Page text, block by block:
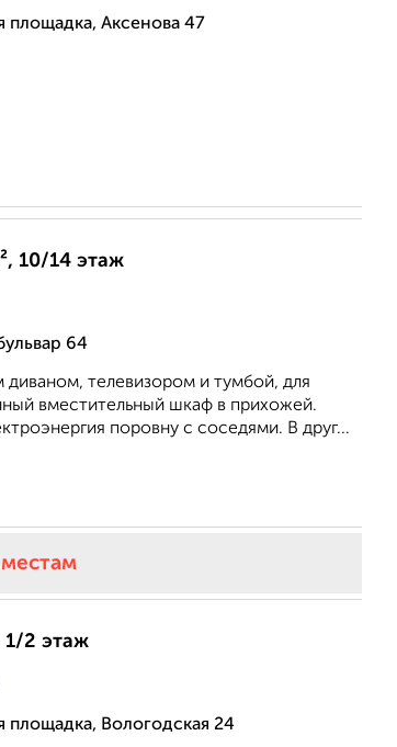
Аксенова 47
10/14 этаж
64
телевизором и тумбой, для
вместительный шкаф в прихожей.
поровну с соседями. В друг...
1/2 этаж
Вологодская 24